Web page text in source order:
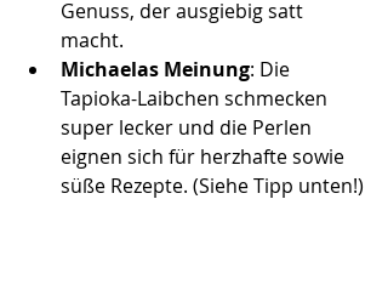
Genuss, der ausgiebig satt
macht.
Michaelas Meinung: Die
Tapioka-Laibchen schmecken
super lecker und die Perlen
eignen sich für herzhafte sowie
süße Rezepte. (Siehe Tipp unten!)